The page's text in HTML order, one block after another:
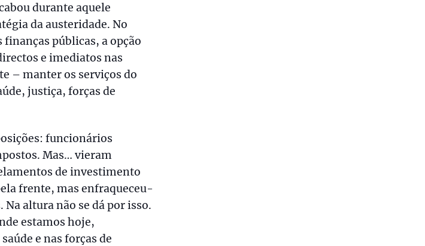
durante aquele
da austeridade. No
públicas, a opção
e imediatos nas
– manter os serviços do
justiça, forças de
funcionários
Mas… vieram
de investimento
frente, mas enfraqueceu-
Na altura não se dá por isso.
estamos hoje,
e nas forças de